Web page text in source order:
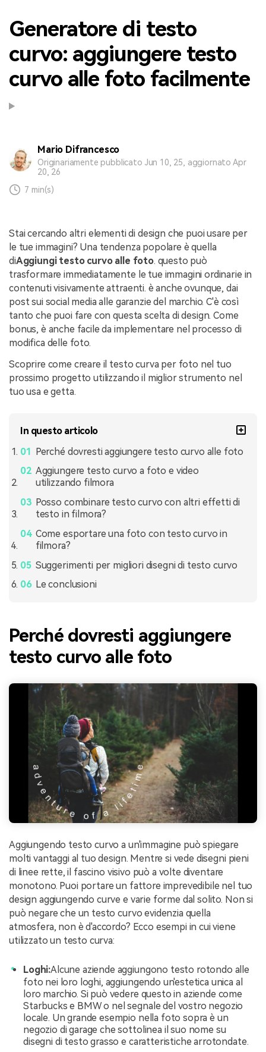
Generatore di testo
curvo: aggiungere testo
curvo alle foto facilmente
Mario Difrancesco
Originariamente pubblicato Jun 10, 25, aggiornato Apr
20, 26
7 min(s)
Stai cercando altri elementi di design che puoi usare per
le tue immagini? Una tendenza popolare è quella
diAggiungi testo curvo alle foto. questo può
trasformare immediatamente le tue immagini ordinarie in
contenuti visivamente attraenti. è anche ovunque, dai
post sui social media alle garanzie del marchio. C'è così
tanto che puoi fare con questa scelta di design. Come
bonus, è anche facile da implementare nel processo di
modifica delle foto.
Scoprire come creare il testo curva per foto nel tuo
prossimo progetto utilizzando il miglior strumento nel
tuo usa e getta.
In questo articolo
Perché dovresti aggiungere testo curvo alle foto
Aggiungere testo curvo a foto e video
utilizzando filmora
Posso combinare testo curvo con altri effetti di
testo in filmora?
Come esportare una foto con testo curvo in
filmora?
Suggerimenti per migliori disegni di testo curvo
Le conclusioni
Perché dovresti aggiungere
testo curvo alle foto
Aggiungendo testo curvo a un'immagine può spiegare
molti vantaggi al tuo design. Mentre si vede disegni pieni
di linee rette, il fascino visivo può a volte diventare
monotono. Puoi portare un fattore imprevedibile nel tuo
design aggiungendo curve e varie forme dal solito. Non si
può negare che un testo curvo evidenzia quella
atmosfera, non è d'accordo? Ecco esempi in cui viene
utilizzato un testo curva:
Loghi:Alcune aziende aggiungono testo rotondo alle
foto nei loro loghi, aggiungendo un'estetica unica al
loro marchio. Si può vedere questo in aziende come
Starbucks e BMW o nel segnale del vostro negozio
locale. Un grande esempio nella foto sopra è un
negozio di garage che sottolinea il suo nome su
disegni di testo grasso e caratteristiche arrotondate.